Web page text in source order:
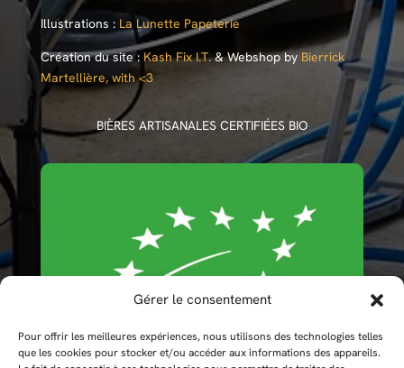
Gérer le consentement
Pour offrir les meilleures expériences, nous utilisons des technologies telles
que les cookies pour stocker et/ou accéder aux informations des appareils.
Illustrations : La Lunette Papeterie
Création du site : Kash Fix I.T. & Webshop by Bierrick
Martellière, with <3
BIÈRES ARTISANALES CERTIFIÉES BIO